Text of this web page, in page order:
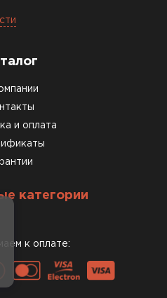
и оплата
категории
к оплате: